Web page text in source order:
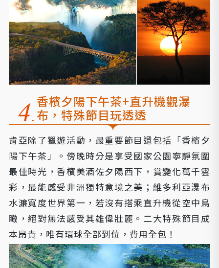
香檳夕陽下午茶+直升機觀瀑
布，特殊節目玩透透
肯亞除了獵遊活動，最重要節目還包括「香檳夕
陽下午茶」。傍晚時分是享受國家公園寧靜氛圍
最佳時光，香檳美酒佐夕陽西下，賞變化萬千雲
彩，最能感受非洲獨特意境之美；維多利亞瀑布
水濂寬度世界第一，若沒有搭乘直升機從空中鳥
瞰，絕對無法感受其雄偉壯麗。二大特殊節目成
本昂貴，唯有環球全部到位，費用全包！